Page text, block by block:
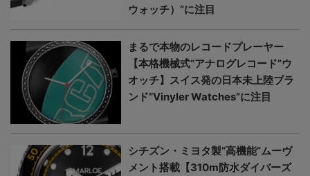
ウォッチ）”に注目
まるで本物のレコードプレーヤー
【本格機械式“アナログレコード”ウ
オッチ】スイス発の日本未上陸ブラ
ンド“Vinyler Watches”に注目
シチズン・ミヨタ製“高機能”ムーヴ
メント搭載【310m防水ダイバーズ